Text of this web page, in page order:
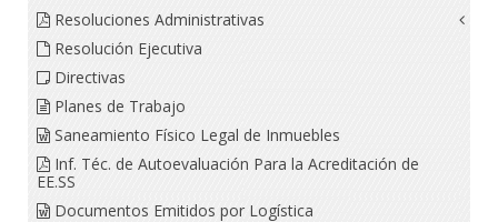
Resoluciones Administrativas
Resolución Ejecutiva
Directivas
Planes de Trabajo
Saneamiento Físico Legal de Inmuebles
Inf. Téc. de Autoevaluación Para la Acreditación de
EE.SS
Documentos Emitidos por Logística